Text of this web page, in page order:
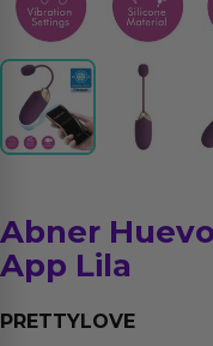
Abner
App Lila
PRETTYLOVE